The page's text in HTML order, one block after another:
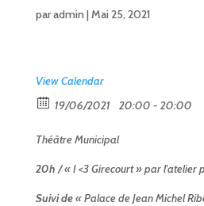
paradmin |Mai 25, 2021
View Calendar
19/06/2021
20:00 - 20:00
Théâtre Municipal
20h /« I <3 Girecourt »par l'atelier
Suivi de« Palace de Jean Michel